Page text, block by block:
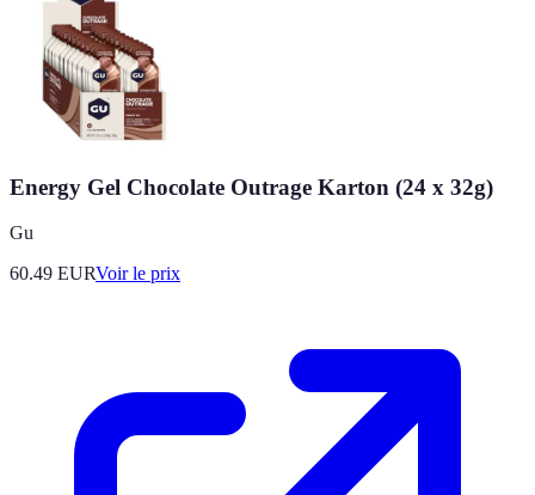
Energy Gel Chocolate Outrage Karton (24 x 32g)
Gu
60.49 EURVoir le prix